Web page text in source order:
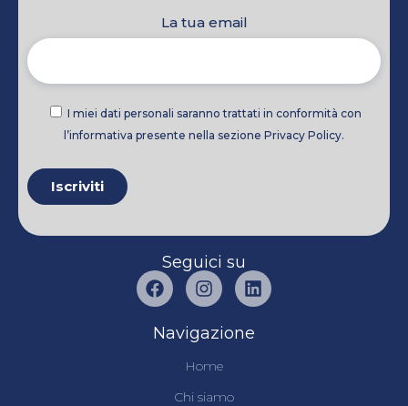
La tua email
I miei dati personali saranno trattati in conformità con
l’informativa presente nella sezione Privacy Policy.
Seguici su
Navigazione
Home
Chi siamo